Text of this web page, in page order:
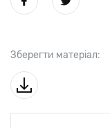
Зберегти матеріал: